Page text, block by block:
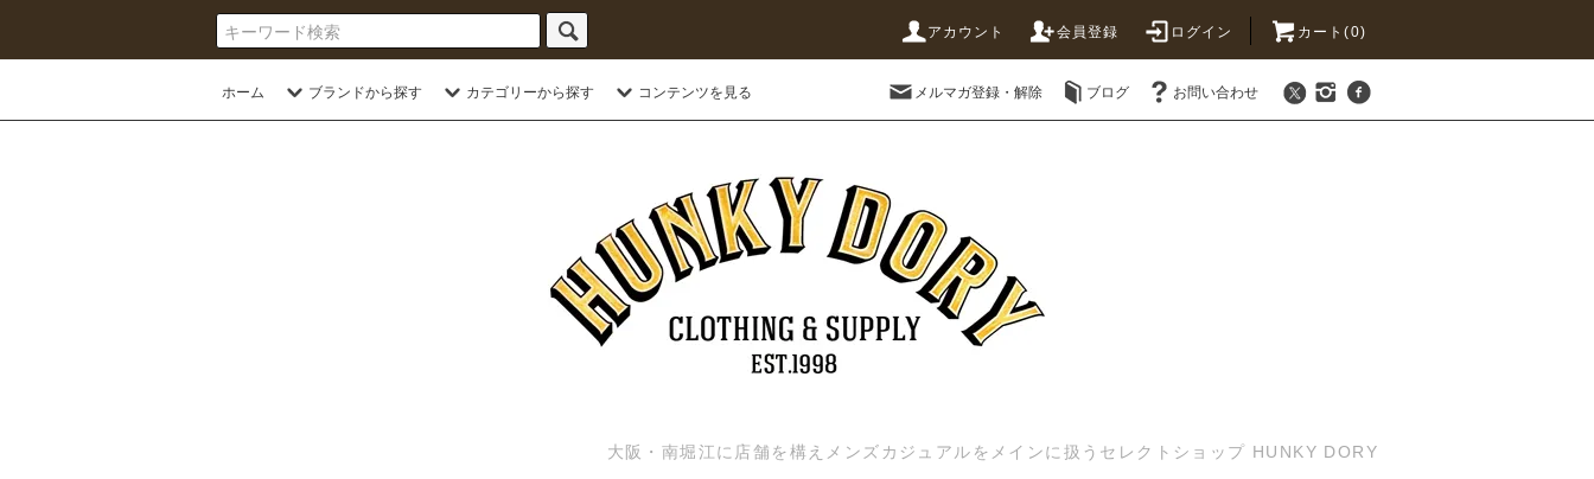
アカウント 会員登録 ログイン カート(0)
ホーム ブランドから探す カテゴリーから探す コンテンツを見る メルマガ登録・解除 ブログ お問い合わせ
大阪・南堀江に店舗を構えメンズカジュアルをメインに扱うセレクトショップ HUNKY DORY